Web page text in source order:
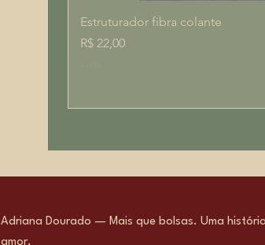
Estruturador fibra colante
Preço
R$ 22,00
Adriana Dourado — Mais que bolsas. Uma
amor.